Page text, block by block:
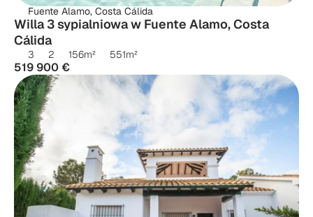
Fuente Alamo, Costa Cálida
Willa 3 sypialniowa w Fuente Alamo, Costa
Cálida
3 2 156m² 551m²
519 900 €